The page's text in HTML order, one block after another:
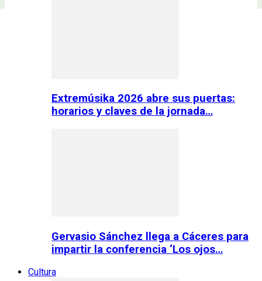
Extremúsika 2026 abre sus puertas:
horarios y claves de la jornada…
Gervasio Sánchez llega a Cáceres para
impartir la conferencia ‘Los ojos…
Cultura